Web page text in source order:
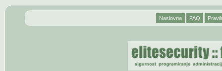
Naslovna FAQ